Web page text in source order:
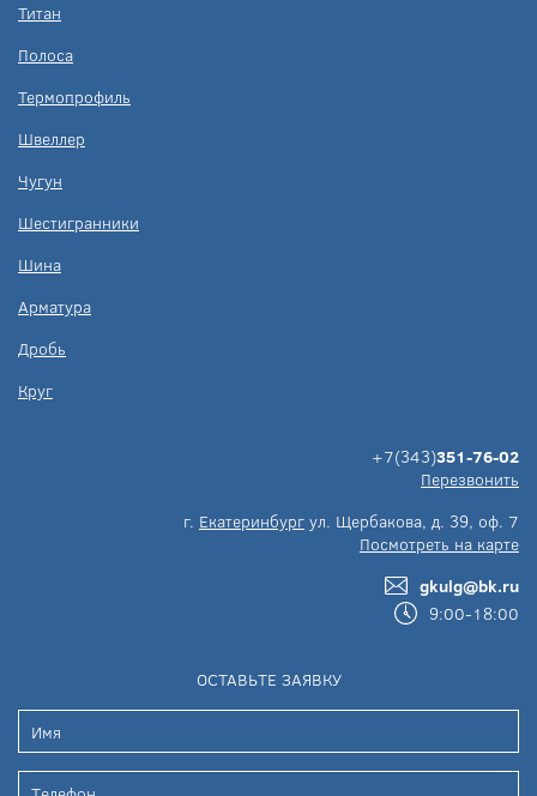
Титан
Полоса
Термопрофиль
Швеллер
Чугун
Шестигранники
Шина
Арматура
Дробь
Круг
+7(343)351-76-02
Перезвонить
г. Екатеринбург ул. Щербакова, д. 39, оф. 7
Посмотреть на карте
gkulg@bk.ru
9:00-18:00
ОСТАВЬТЕ ЗАЯВКУ